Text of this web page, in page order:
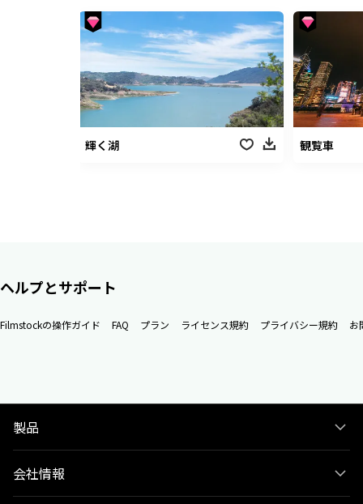
輝く湖 観覧車
ヘルプとサポート
Filmstockの操作ガイド FAQ プラン ライセンス規約 プライバシー規約 お
製品
会社情報